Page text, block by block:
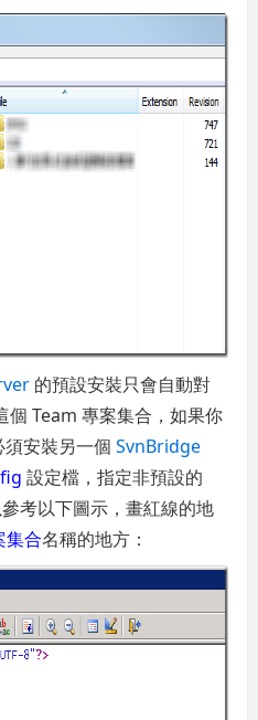
的預設安裝只會自動對
個 Team 專案集合，如果你
須安裝另一個SvnBridge
設定檔，指定非預設的
考以下圖示，畫紅線的地
集合名稱的地方：